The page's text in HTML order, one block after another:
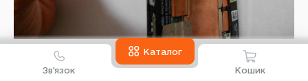
Зв'язок
Каталог
Кошик